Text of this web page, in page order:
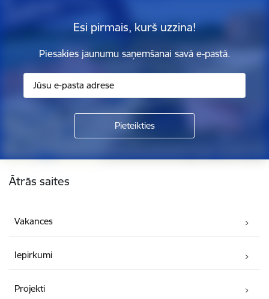
Esi pirmais, kurš uzzina!
Piesakies jaunumu saņemšanai savā e-pastā.
Ātrās saites
Vakances
Iepirkumi
Projekti